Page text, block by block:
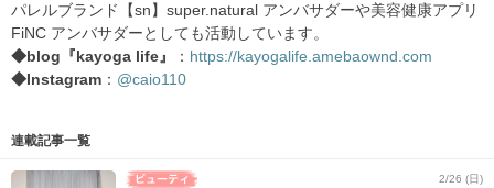
パレルブランド【sn】super.natural アンバサダーや美容健康アプリ
FiNC アンバサダーとしても活動しています。
◆blog『kayoga life』
： https://kayogalife.amebaownd.com
◆Instagram ： @caio110
連載記事一覧
2/26 (日)